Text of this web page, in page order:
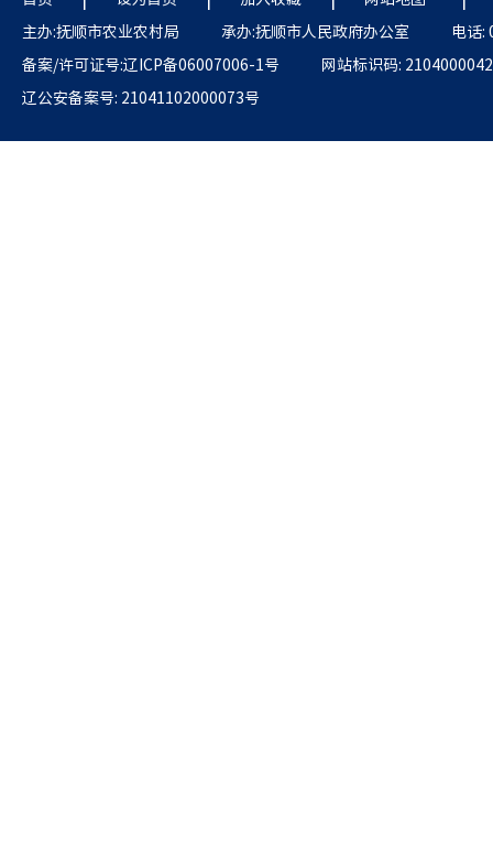
主办:抚顺市农业农村局 承办:抚顺市人民政府办公室
电话:
备案/许可证号:辽ICP备06007006-1号
网站标识码: 2104000042
辽公安备案号: 21041102000073号